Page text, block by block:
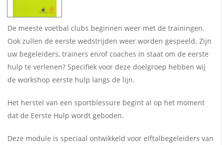
De meeste voetbal clubs beginnen weer met de trainingen.
Ook zullen de eerste wedstrijden weer worden gespeeld. Zijn
uw begeleiders, trainers en/of coaches in staat om de eerste
hulp te verlenen? Specifiek voor deze doelgroep hebben wij
de workshop eerste hulp langs de lijn.
Het herstel van een sportblessure begint al op het moment
dat de Eerste Hulp wordt geboden.
Deze module is speciaal ontwikkeld voor elftalbegeleiders van